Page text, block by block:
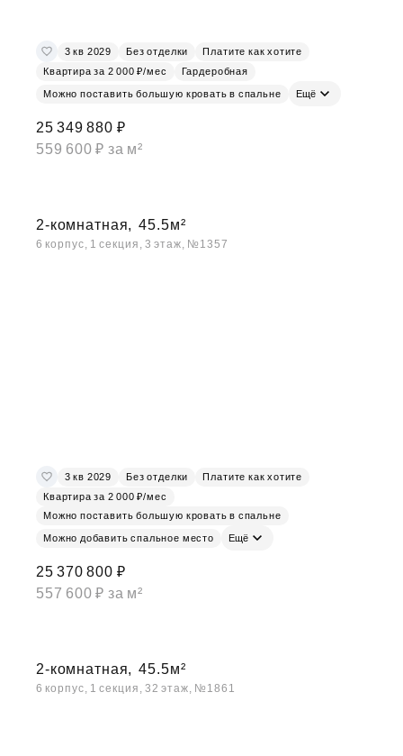
3 кв 2029 Без отделки
Платите как хотите
Квартира за 2 000 ₽/мес
Гардеробная
Можно поставить большую кровать в спальне Ещё
25 349 880 ₽
559 600 ₽ за м²
2-комнатная, 45.5м²
6 корпус, 1 секция, 3 этаж, №1357
3 кв 2029 Без отделки
Платите как хотите
Квартира за 2 000 ₽/мес
Можно поставить большую кровать в спальне
Можно добавить спальное место Ещё
25 370 800 ₽
557 600 ₽ за м²
2-комнатная, 45.5м²
6 корпус, 1 секция, 32 этаж, №1861